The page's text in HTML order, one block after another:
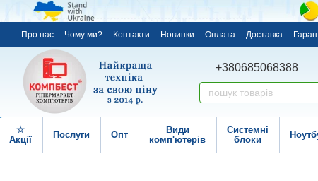
Про нас Чому ми? Контакти Новинки Оплата Доставка
+380685068388
☆
Акції
Послуги Опт
Види
комп'ютерів
Системні
блоки